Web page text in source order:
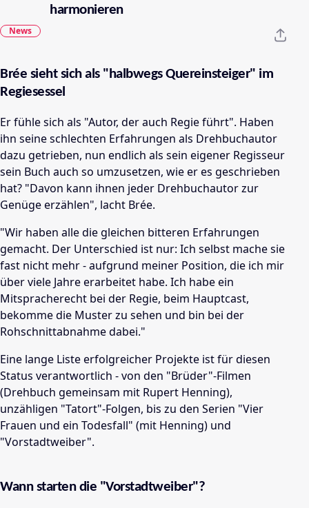
harmonieren
News
Brée sieht sich als "halbwegs Quereinsteiger" im
Regiesessel
Er fühle sich als "Autor, der auch Regie führt". Haben
ihn seine schlechten Erfahrungen als Drehbuchautor
dazu getrieben, nun endlich als sein eigener Regisseur
sein Buch auch so umzusetzen, wie er es geschrieben
hat? "Davon kann ihnen jeder Drehbuchautor zur
Genüge erzählen", lacht Brée.
"Wir haben alle die gleichen bitteren Erfahrungen
gemacht. Der Unterschied ist nur: Ich selbst mache sie
fast nicht mehr - aufgrund meiner Position, die ich mir
über viele Jahre erarbeitet habe. Ich habe ein
Mitspracherecht bei der Regie, beim Hauptcast,
bekomme die Muster zu sehen und bin bei der
Rohschnittabnahme dabei."
Eine lange Liste erfolgreicher Projekte ist für diesen
Status verantwortlich - von den "Brüder"-Filmen
(Drehbuch gemeinsam mit Rupert Henning),
unzähligen "Tatort"-Folgen, bis zu den Serien "Vier
Frauen und ein Todesfall" (mit Henning) und
"Vorstadtweiber".
Wann starten die "Vorstadtweiber"?